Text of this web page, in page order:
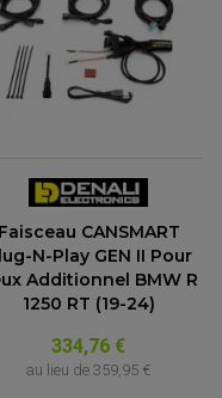
Faisceau CANSMART
N-Play GEN II Pour
Additionnel BMW R
1250 RT (19-24)
334,76 €
au lieu de 359,95 €